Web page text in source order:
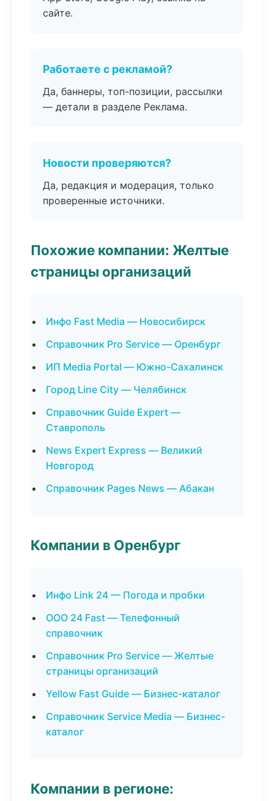
сайте.
Работаете с рекламой?
Да, баннеры, топ-позиции, рассылки
— детали в разделе Реклама.
Новости проверяются?
Да, редакция и модерация, только
проверенные источники.
Похожие компании: Желтые
страницы организаций
Инфо Fast Media — Новосибирск
Справочник Pro Service — Оренбург
ИП Media Portal — Южно-Сахалинск
Город Line City — Челябинск
Справочник Guide Expert —
Ставрополь
News Expert Express — Великий
Новгород
Справочник Pages News — Абакан
Компании в Оренбург
Инфо Link 24 — Погода и пробки
ООО 24 Fast — Телефонный
справочник
Справочник Pro Service — Желтые
страницы организаций
Yellow Fast Guide — Бизнес-каталог
Справочник Service Media — Бизнес-
каталог
Компании в регионе: